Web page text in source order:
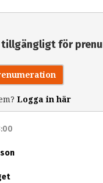
tillgängligt för
Logga in här